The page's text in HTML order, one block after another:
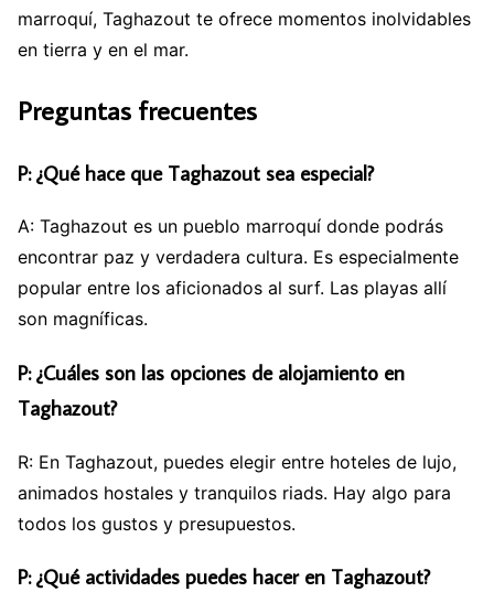
marroquí, Taghazout te ofrece momentos inolvidables
en tierra y en el mar.
Preguntas frecuentes
P: ¿Qué hace que Taghazout sea especial?
A: Taghazout es un pueblo marroquí donde podrás
encontrar paz y verdadera cultura. Es especialmente
popular entre los aficionados al surf. Las playas allí
son magníficas.
P: ¿Cuáles son las opciones de alojamiento en
Taghazout?
R: En Taghazout, puedes elegir entre hoteles de lujo,
animados hostales y tranquilos riads. Hay algo para
todos los gustos y presupuestos.
P: ¿Qué actividades puedes hacer en Taghazout?